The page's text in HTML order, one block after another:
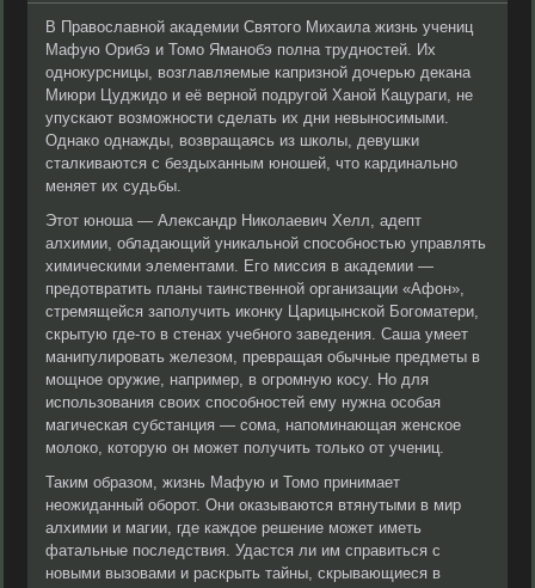
В Православной академии Святого Михаила жизнь учениц
Мафую Орибэ и Томо Яманобэ полна трудностей. Их
однокурсницы, возглавляемые капризной дочерью декана
Миюри Цуджидо и её верной подругой Ханой Кацураги, не
упускают возможности сделать их дни невыносимыми.
Однако однажды, возвращаясь из школы, девушки
сталкиваются с бездыханным юношей, что кардинально
меняет их судьбы.
Этот юноша — Александр Николаевич Хелл, адепт
алхимии, обладающий уникальной способностью управлять
химическими элементами. Его миссия в академии —
предотвратить планы таинственной организации «Афон»,
стремящейся заполучить иконку Царицынской Богоматери,
скрытую где-то в стенах учебного заведения. Саша умеет
манипулировать железом, превращая обычные предметы в
мощное оружие, например, в огромную косу. Но для
использования своих способностей ему нужна особая
магическая субстанция — сома, напоминающая женское
молоко, которую он может получить только от учениц.
Таким образом, жизнь Мафую и Томо принимает
неожиданный оборот. Они оказываются втянутыми в мир
алхимии и магии, где каждое решение может иметь
фатальные последствия. Удастся ли им справиться с
новыми вызовами и раскрыть тайны, скрывающиеся в